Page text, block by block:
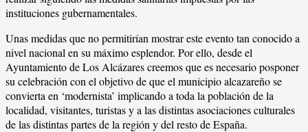
instituciones gubernamentales.
Unas medidas que no permitirían mostrar este evento tan conocido a
nivel nacional en su máximo esplendor. Por ello, desde el
Ayuntamiento de Los Alcázares creemos que es necesario posponer
su celebración con el objetivo de que el municipio alcazareño se
convierta en ‘modernista’ implicando a toda la población de la
localidad, visitantes, turistas y a las distintas asociaciones culturales
de las distintas partes de la región y del resto de España.